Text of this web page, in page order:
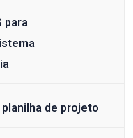
para
de projeto